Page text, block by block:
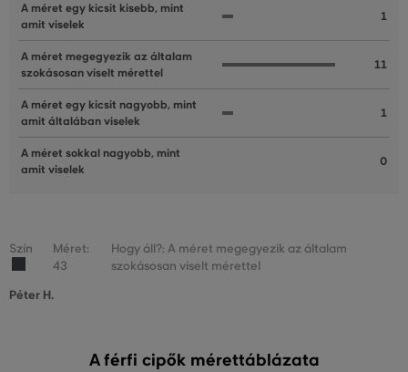
A méret egy kicsit kisebb, mint
amit viselek
1
A méret megegyezik az általam
szokásosan viselt mérettel
11
A méret egy kicsit nagyobb, mint
amit általában viselek
1
A méret sokkal nagyobb, mint
amit viselek
0
Szín
Méret:
43
Hogy áll?: A méret megegyezik az általam
szokásosan viselt mérettel
Péter H.
A férfi cipők mérettáblázata